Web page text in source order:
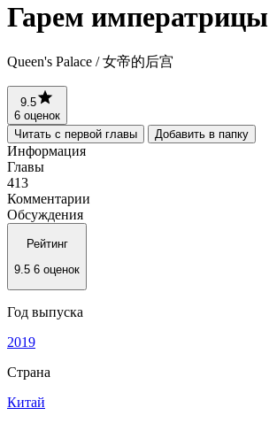
Гарем императрицы
Queen's Palace / 女帝的后宫
9.5
6 оценок
Читать с первой главы
Добавить в папку
Информация
Главы
413
Комментарии
Обсуждения
Рейтинг
9.5 6 оценок
Год выпуска
2019
Страна
Китай